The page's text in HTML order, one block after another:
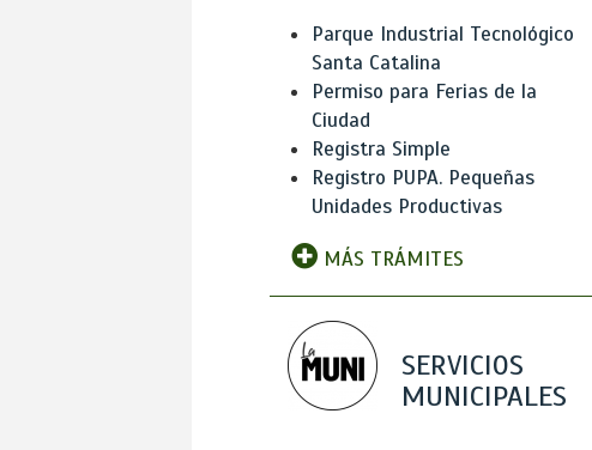
Parque Industrial Tecnológico
Santa Catalina
Permiso para Ferias de la
Ciudad
Registra Simple
Registro PUPA. Pequeñas
Unidades Productivas
MÁS TRÁMITES
SERVICIOS
MUNICIPALES